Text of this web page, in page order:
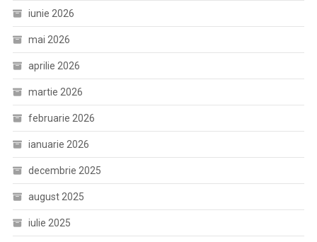
iunie 2026
mai 2026
aprilie 2026
martie 2026
februarie 2026
ianuarie 2026
decembrie 2025
august 2025
iulie 2025